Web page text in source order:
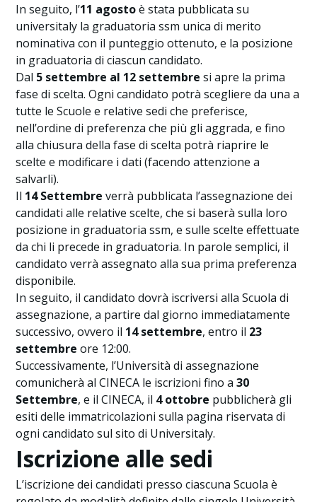
In seguito, l’11 agostoè stata pubblicata su
universitaly la graduatoria ssm unica di merito
nominativa con il punteggio ottenuto, e la posizione
in graduatoria di ciascun candidato.
Dal 5 settembre al 12 settembre si apre la prima
fase di scelta. Ogni candidato potrà scegliere da una a
tutte le Scuole e relative sedi che preferisce,
nell’ordine di preferenza che più gli aggrada, e fino
alla chiusura della fase di scelta potrà riaprire le
scelte e modificare i dati (facendo attenzione a
salvarli).
Il 14 Settembre verrà pubblicata l’assegnazione dei
candidati alle relative scelte, che si baserà sulla loro
posizione in graduatoria ssm, e sulle scelte effettuate
da chi li precede in graduatoria. In parole semplici, il
candidato verrà assegnato alla sua prima preferenza
disponibile.
In seguito, il candidato dovrà iscriversi alla Scuola di
assegnazione, a partire dal giorno immediatamente
successivo, ovvero il 14 settembre, entro il 23
settembre ore 12:00.
Successivamente, l’Università di assegnazione
comunicherà al CINECA le iscrizioni fino a30
Settembre, e il CINECA, il 4 ottobre pubblicherà gli
esiti delle immatricolazioni sulla pagina riservata di
ogni candidato sul sito di Universitaly.
Iscrizione alle sedi
L’iscrizione dei candidati presso ciascuna Scuola è